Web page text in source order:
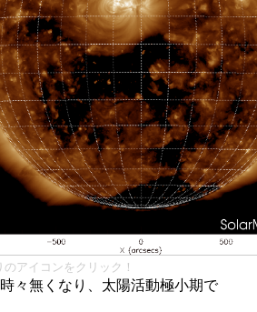
アイコンをクリック！
々無くなり、太陽活動極小期で